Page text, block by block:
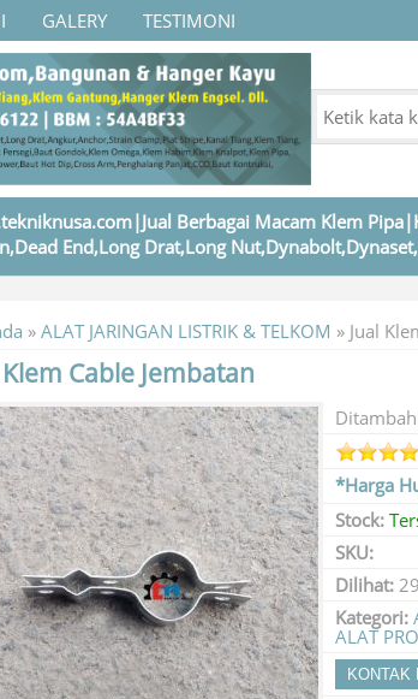
GALERY
TESTIMONI
Berbagai Macam Klem
End,Long Drat,Long
» ALAT JARINGAN LISTRIK & TELKOM » Jual
Klem Cable Jembatan
*Harga
Stock:
SKU:
Dilihat:
Kategori:
ALAT
KONTAK